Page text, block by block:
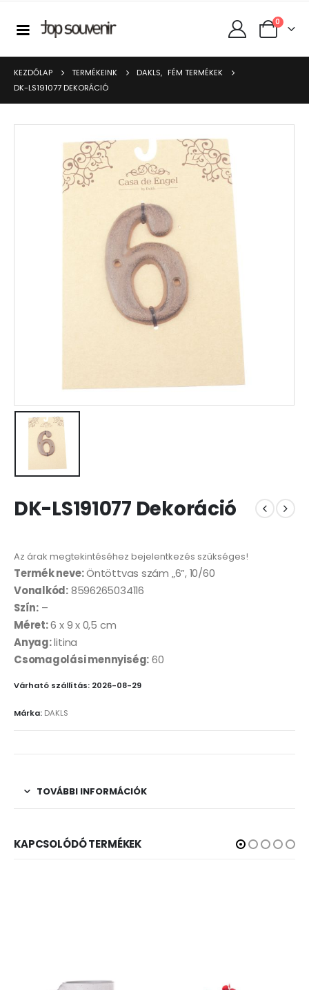
0
KEZDŐLAP TERMÉKEINK DAKLS, FÉM TERMÉKEK
DK-LS191077 DEKORÁCIÓ
DK-LS191077 Dekoráció
Az árak megtekintéséhez bejelentkezés szükséges!
Termék neve:Öntöttvas szám „6”, 10/60
Vonalkód:8596265034116
Szín:–
Méret:6 x 9 x 0,5 cm
Anyag:litina
Csomagolási mennyiség:60
Várható szállítás: 2026-08-29
Márka: DAKLS
TOVÁBBI INFORMÁCIÓK
KAPCSOLÓDÓ TERMÉKEK